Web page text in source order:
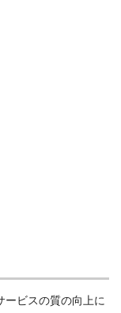
ービスの質の向上に